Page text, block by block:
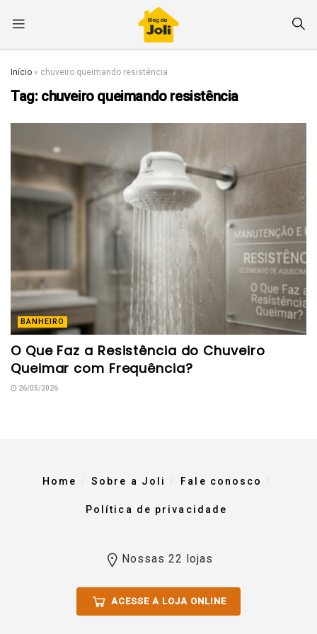
Início » chuveiro queimando resistência
Tag: chuveiro queimando resistência
BANHEIRO
O Que Faz a Resistência do Chuveiro
Queimar com Frequência?
26/05/2026
Home Sobre a Joli Fale conosco
Política de privacidade
Nossas 22 lojas
ACESSE A LOJA ONLINE